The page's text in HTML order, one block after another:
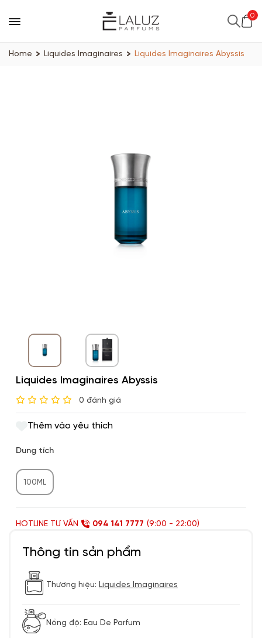
0
Home Liquides Imaginaires Liquides Imaginaires Abyssis
Liquides Imaginaires Abyssis
0 đánh giá
Thêm vào yêu thích
Dung tích
100ML
HOTLINE TƯ VẤN 094 141 7777 (9:00 - 22:00)
Thông tin sản phẩm
Thương hiệu: Liquides Imaginaires
Nồng độ: Eau De Parfum